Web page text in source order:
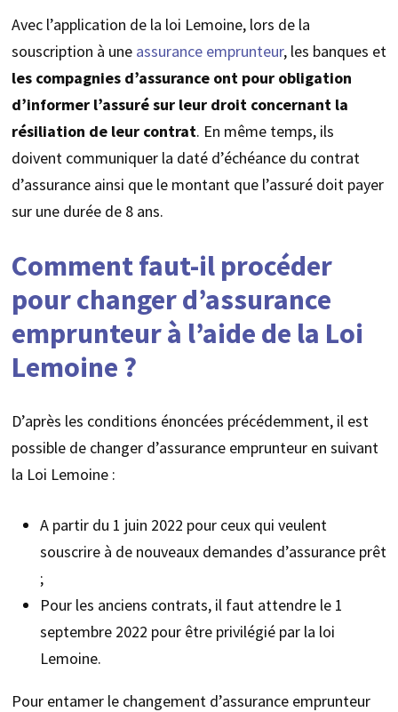
Avec l’application de la loi Lemoine, lors de la
souscription à une assurance emprunteur, les banques et
les compagnies d’assurance ont pour obligation
d’informer l’assuré sur leur droit concernant la
résiliation de leur contrat. En même temps, ils
doivent communiquer la daté d’échéance du contrat
d’assurance ainsi que le montant que l’assuré doit payer
sur une durée de 8 ans.
Comment faut-il procéder
pour changer d’assurance
emprunteur à l’aide de la Loi
Lemoine ?
D’après les conditions énoncées précédemment, il est
possible de changer d’assurance emprunteur en suivant
la Loi Lemoine :
A partir du 1 juin 2022 pour ceux qui veulent
souscrire à de nouveaux demandes d’assurance prêt
;
Pour les anciens contrats, il faut attendre le 1
septembre 2022 pour être privilégié par la loi
Lemoine.
Pour entamer le changement d’assurance emprunteur